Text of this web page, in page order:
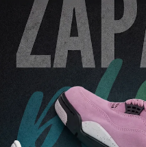
EN
compruébalo tú mismo"